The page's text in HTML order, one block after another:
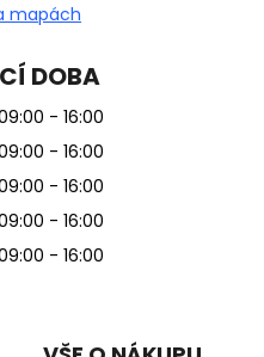
mapách
DOBA
- 16:00
- 16:00
- 16:00
- 16:00
- 16:00